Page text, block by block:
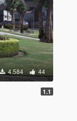
4.584 44
1.1